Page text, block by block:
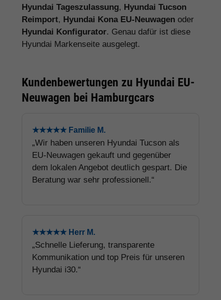
Hyundai Tageszulassung, Hyundai Tucson
Reimport, Hyundai Kona EU-Neuwagen oder
Hyundai Konfigurator. Genau dafür ist diese
Hyundai Markenseite ausgelegt.
Kundenbewertungen zu Hyundai EU-
Neuwagen bei Hamburgcars
★★★★★ Familie M.
„Wir haben unseren Hyundai Tucson als
EU-Neuwagen gekauft und gegenüber
dem lokalen Angebot deutlich gespart. Die
Beratung war sehr professionell.“
★★★★★ Herr M.
„Schnelle Lieferung, transparente
Kommunikation und top Preis für unseren
Hyundai i30.“